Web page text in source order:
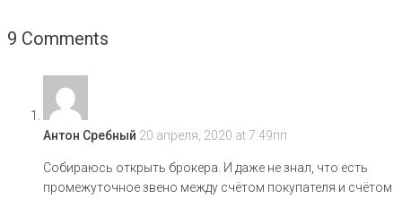
9 Comments
Антон Сребный 20 апреля, 2020 at 7:49пп
Собираюсь открыть брокера. И даже не знал, что есть
промежуточное звено между счётом покупателя и счётом